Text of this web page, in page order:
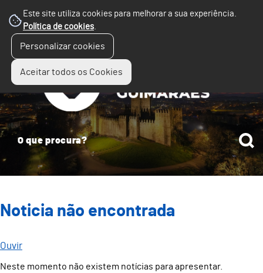
Este site utiliza cookies para melhorar a sua experiência.
Política de cookies.
Personalizar cookies
Aceitar todos os Cookies
Noticia não encontrada
Ouvir
Neste momento não existem notícias para apresentar.